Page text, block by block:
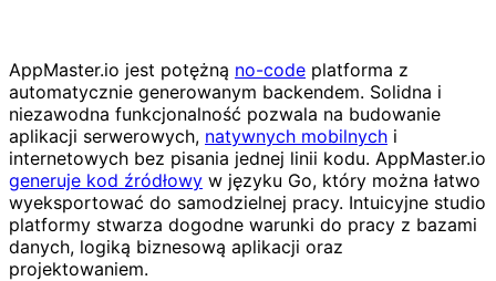
AppMaster.io jest potężną no-code platforma z
automatycznie generowanym backendem. Solidna i
niezawodna funkcjonalność pozwala na budowanie
aplikacji serwerowych, natywnych mobilnych i
internetowych bez pisania jednej linii kodu. AppMaster.io
generuje kod źródłowy w języku Go, który można łatwo
wyeksportować do samodzielnej pracy. Intuicyjne studio
platformy stwarza dogodne warunki do pracy z bazami
danych, logiką biznesową aplikacji oraz
projektowaniem.